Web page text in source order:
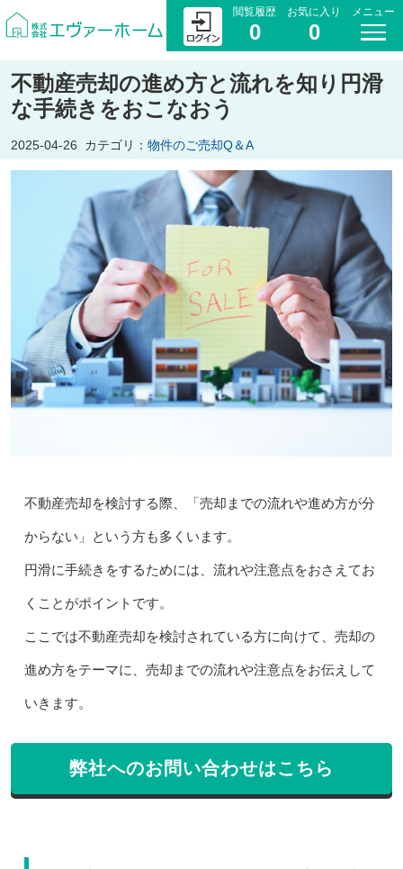
閲覧履歴
0
お気に入り
0
メニュー
不動産売却の進め方と流れを知り円滑
な手続きをおこなおう
2025-04-26 カテゴリ： 物件のご売却Q＆A
不動産売却を検討する際、「売却までの流れや進め方が分
からない」という方も多くいます。
円滑に手続きをするためには、流れや注意点をおさえてお
くことがポイントです。
ここでは不動産売却を検討されている方に向けて、売却の
進め方をテーマに、売却までの流れや注意点をお伝えして
いきます。
弊社へのお問い合わせはこちら